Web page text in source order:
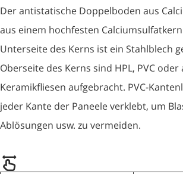
Der antistatische Doppelboden aus
aus einem hochfesten
Unterseite des Kerns ist ein Stahlblech
Oberseite des Kerns sind HPL, PVC
Keramikfliesen aufgebracht. PVC-
jeder Kante der Paneele verklebt, um
Ablösungen usw. zu vermeiden.